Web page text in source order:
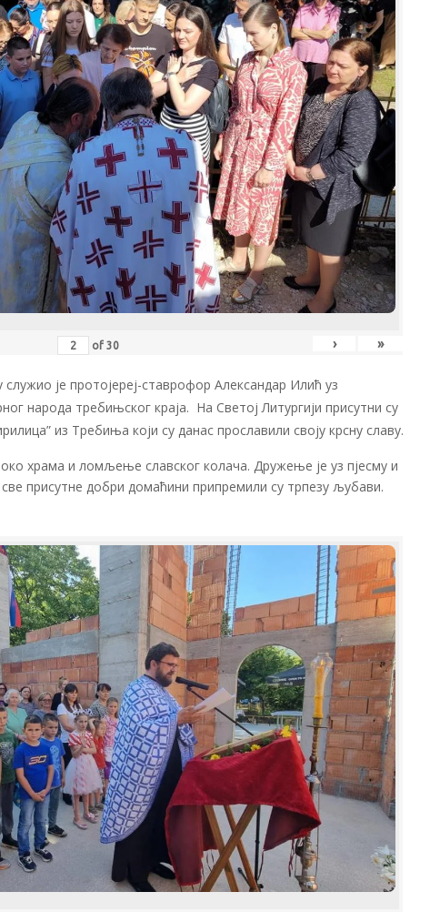
of 30 › »
је протојереј-ставрофор Александар Илић уз
народа требињског краја. На Светој Литургији присутни су
из Требиња који су данас прославили своју крсну славу.
око храма и ломљење славског колача. Дружење је уз пјесму и
присутне добри домаћини припремили су трпезу љубави.